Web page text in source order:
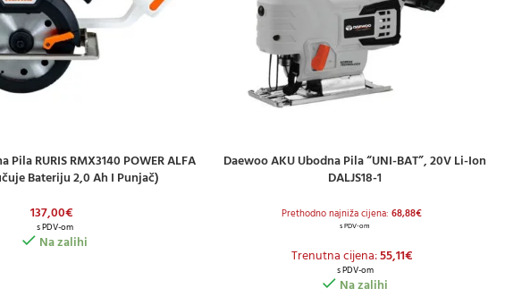
Pila RURIS RMX3140 POWER ALFA
Bateriju 2,0 Ah I Punjač)
137,00€
s PDV-om
Na zalihi
DODAJ U KOŠARICU
Daewoo AKU Ubodna Pila “UNI-BAT”, 20V Li-Ion
DALJS18-1
Prethodno najniža cijena: 68,88€
s PDV-om
Trenutna cijena:55,11€
s PDV-om
Na zalihi